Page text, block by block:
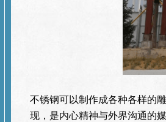
不锈钢可以制作成各种各样的
现，是内心精神与外界沟通的